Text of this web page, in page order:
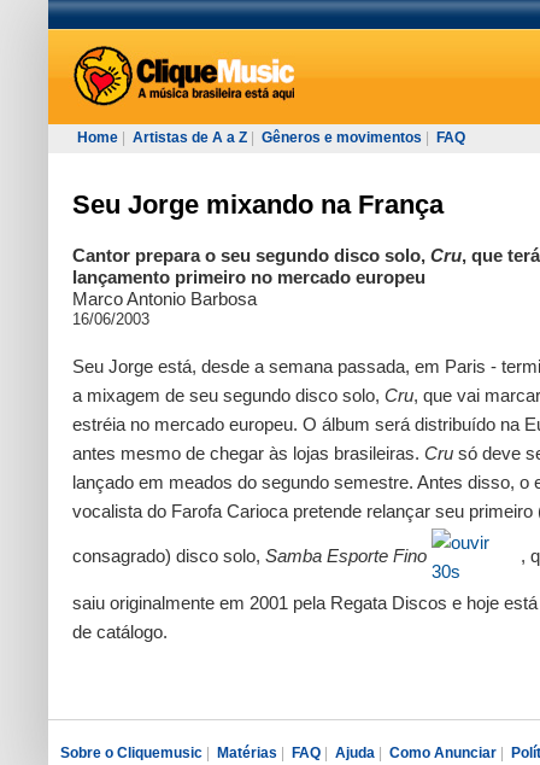
Home Artistas de A a Z Gêneros e movimentos FAQ
Seu Jorge mixando na França
Cantor prepara o seu segundo disco solo, Cru, que terá
lançamento primeiro no mercado europeu
Marco Antonio Barbosa
16/06/2003
Seu Jorge está, desde a semana passada, em Paris -
a mixagem de seu segundo disco solo, Cru, que vai
estréia no mercado europeu. O álbum será distribuído na
antes mesmo de chegar às lojas brasileiras. Cru só deve
lançado em meados do segundo semestre. Antes disso, o
vocalista do Farofa Carioca pretende relançar seu primeiro
consagrado) disco solo, Samba Esporte Fino ,
saiu originalmente em 2001 pela Regata Discos e hoje
de catálogo.
Sobre o Cliquemusic Matérias FAQ Ajuda Como Anunciar